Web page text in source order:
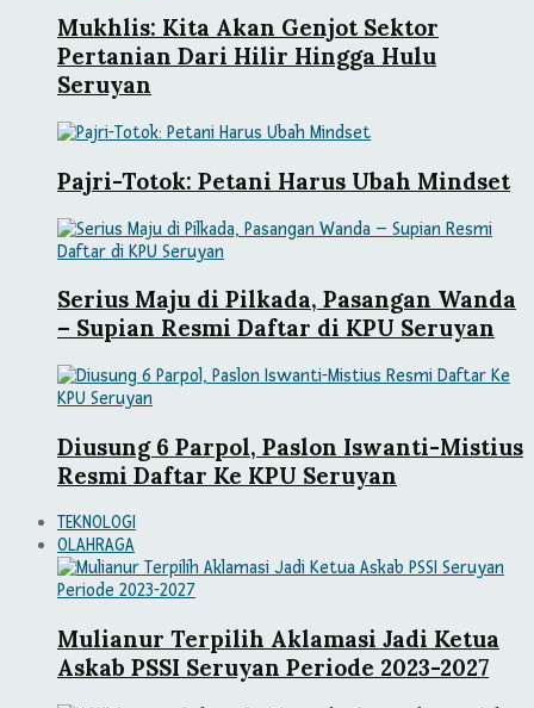
Mukhlis: Kita Akan Genjot Sektor
Pertanian Dari Hilir Hingga Hulu
Seruyan
Pajri-Totok: Petani Harus Ubah Mindset
Serius Maju di Pilkada, Pasangan Wanda
– Supian Resmi Daftar di KPU Seruyan
Diusung 6 Parpol, Paslon Iswanti-Mistius
Resmi Daftar Ke KPU Seruyan
TEKNOLOGI
OLAHRAGA
Mulianur Terpilih Aklamasi Jadi Ketua
Askab PSSI Seruyan Periode 2023-2027